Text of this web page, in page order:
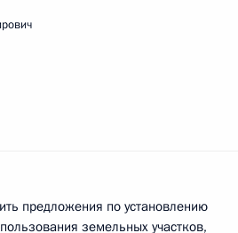
предложения по установлению
земельных участков,